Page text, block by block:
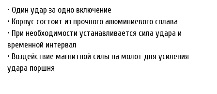
• Один удар за одно включение
• Корпус состоит из прочного алюминиевого сплава
• При необходимости устанавливается сила удара и
временной интервал
• Воздействие магнитной силы на молот для усиления
удара поршня